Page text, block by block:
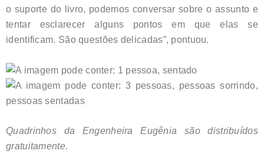
o suporte do livro, podemos conversar sobre o assunto e
tentar esclarecer alguns pontos em que elas se
identificam. São questões delicadas”, pontuou.
Quadrinhos da Engenheira Eugênia são distribuídos
gratuitamente.